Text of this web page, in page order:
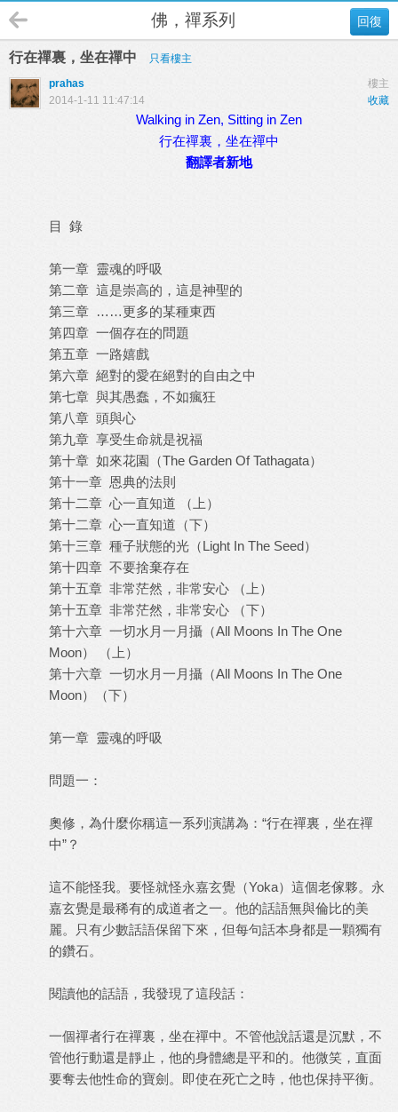
回復
佛，禪系列
行在禪裏，坐在禪中
只看樓主
樓主
prahas
收藏
2014-1-11 11:47:14
Walking in Zen, Sitting in Zen
行在禪裏，坐在禪中
翻譯者新地
目 錄
第一章 靈魂的呼吸
第二章 這是崇高的，這是神聖的
第三章 ……更多的某種東西
第四章 一個存在的問題
第五章 一路嬉戲
第六章 絕對的愛在絕對的自由之中
第七章 與其愚蠢，不如瘋狂
第八章 頭與心
第九章 享受生命就是祝福
第十章 如來花園（The Garden Of Tathagata）
第十一章 恩典的法則
第十二章 心一直知道 （上）
第十二章 心一直知道（下）
第十三章 種子狀態的光（Light In The Seed）
第十四章 不要捨棄存在
第十五章 非常茫然，非常安心 （上）
第十五章 非常茫然，非常安心 （下）
第十六章 一切水月一月攝（All Moons In The One
Moon） （上）
第十六章 一切水月一月攝（All Moons In The One
Moon）（下）
第一章 靈魂的呼吸
問題一：
奧修，為什麼你稱這一系列演講為：“行在禪裏，坐在禪
中”？
這不能怪我。要怪就怪永嘉玄覺（Yoka）這個老傢夥。永
嘉玄覺是最稀有的成道者之一。他的話語無與倫比的美
麗。只有少數話語保留下來，但每句話本身都是一顆獨有
的鑽石。
閱讀他的話語，我發現了這段話：
一個禪者行在禪裏，坐在禪中。不管他說話還是沉默，不
管他行動還是靜止，他的身體總是平和的。他微笑，直面
要奪去他性命的寶劍。即使在死亡之時，他也保持平衡。